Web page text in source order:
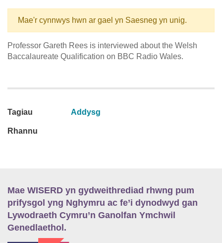
Mae'r cynnwys hwn ar gael yn Saesneg yn unig.
Professor Gareth Rees is interviewed about the Welsh
Baccalaureate Qualification on BBC Radio Wales.
Tagiau Addysg
Rhannu
Mae WISERD yn gydweithrediad rhwng pum
prifysgol yng Nghymru ac fe’i dynodwyd gan
Lywodraeth Cymru’n Ganolfan Ymchwil
Genedlaethol.